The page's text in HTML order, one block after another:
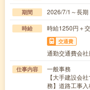
期間 2026/7/1～長
時給 時給1250円＋交
交通費
通勤交通費会
仕事内容
一般事務
【大手建設会
務】道路工事